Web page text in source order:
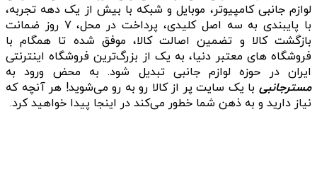
لوازم جانبی کامپیوتر، موبایل و شبکه با بیش از یک دهه تجربه،
با پایبندی به سه اصل کلیدی، پرداخت در محل، ۷ روز ضمانت
بازگشت کالا و تضمین اصالت کالا، موفق شده تا همگام با
فروشگاه‌ های معتبر دنیا، به یک از بزرگ‌ترین فروشگاه اینترنتی
ایران در حوزه لوازم جانبی تبدیل شود. به محض ورود به
مسترجانبی با یک سایت پر از کالا رو به رو می‌شوید! هر آنچه که
نیاز دارید و به ذهن شما خطور می‌کند در اینجا پیدا خواهید کرد.